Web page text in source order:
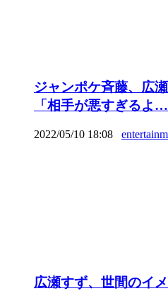
ジャンポケ斉藤、広
「相手が悪すぎるよ
2022/05/10 18:08
広瀬すず、世間のイ